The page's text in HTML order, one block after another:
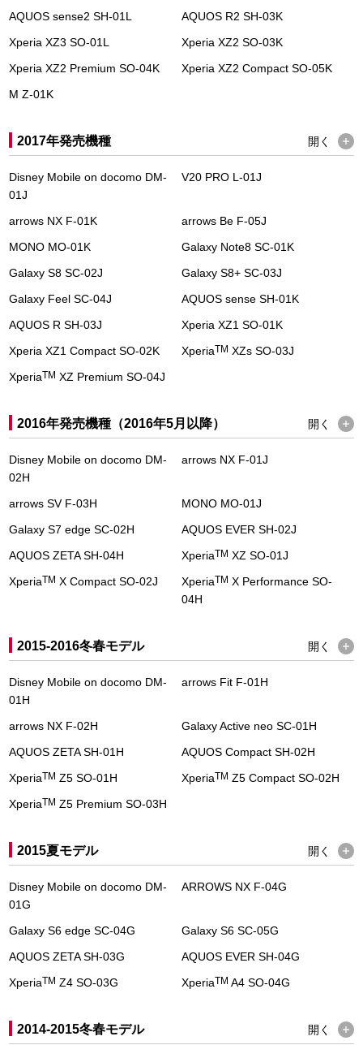
AQUOS sense2 SH-01L
AQUOS R2 SH-03K
Xperia XZ3 SO-01L
Xperia XZ2 SO-03K
Xperia XZ2 Premium SO-04K
Xperia XZ2 Compact SO-05K
M Z-01K
2017年発売機種 開く
Disney Mobile on docomo DM-
01J
V20 PRO L-01J
arrows NX F-01K
arrows Be F-05J
MONO MO-01K
Galaxy Note8 SC-01K
Galaxy S8 SC-02J
Galaxy S8+ SC-03J
Galaxy Feel SC-04J
AQUOS sense SH-01K
AQUOS R SH-03J
Xperia XZ1 SO-01K
Xperia XZ1 Compact SO-02K
XperiaTM XZs SO-03J
XperiaTM XZ Premium SO-04J
2016年発売機種（2016年5月以降） 開く
Disney Mobile on docomo DM-
02H
arrows NX F-01J
arrows SV F-03H
MONO MO-01J
Galaxy S7 edge SC-02H
AQUOS EVER SH-02J
AQUOS ZETA SH-04H
XperiaTM XZ SO-01J
XperiaTM X Compact SO-02J XperiaTM X Performance SO-
04H
2015-2016冬春モデル 開く
Disney Mobile on docomo DM-
01H
arrows Fit F-01H
arrows NX F-02H
Galaxy Active neo SC-01H
AQUOS ZETA SH-01H
AQUOS Compact SH-02H
XperiaTM Z5 SO-01H XperiaTM Z5 Compact SO-02H
XperiaTM Z5 Premium SO-03H
2015夏モデル 開く
Disney Mobile on docomo DM-
01G
ARROWS NX F-04G
Galaxy S6 edge SC-04G
Galaxy S6 SC-05G
AQUOS ZETA SH-03G
AQUOS EVER SH-04G
XperiaTM Z4 SO-03G XperiaTM A4 SO-04G
2014-2015冬春モデル 開く